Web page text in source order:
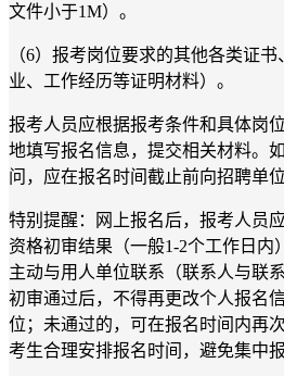
文件小于1M）。
（6）报考岗位要求的其他各类证
业、工作经历等证明材料）。
报考人员应根据报考条件和具体岗
地填写报名信息，提交相关材料。
问，应在报名时间截止前向招聘单
特别提醒：网上报名后，报考人员
资格初审结果（一般1-2个工作日内
主动与用人单位联系（联系人与联
初审通过后，不得再更改个人报名
位；未通过的，可在报名时间内再
考生合理安排报名时间，避免集中